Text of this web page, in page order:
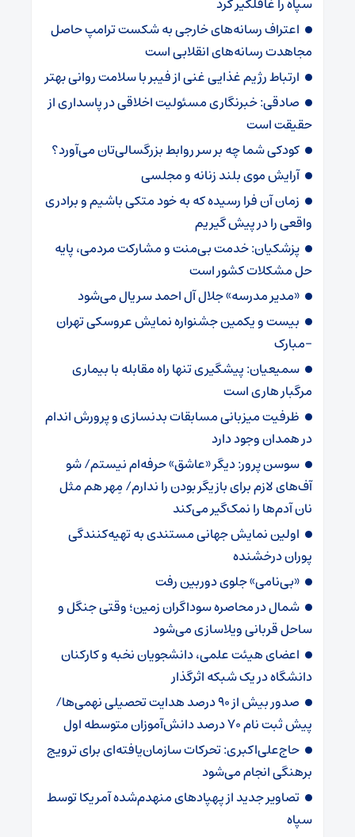
اعتراف رسانه‌های خارجی به شکست ترامپ حاصل
مجاهدت رسانه‌های انقلابی است
ارتباط رژیم غذایی غنی از فیبر با سلامت روانی بهتر
صادقی: خبرنگاری مسئولیت اخلاقی در پاسداری از
حقیقت است
کودکی شما چه بر سر روابط بزرگسالی‌تان می‌آورد؟
آرایش موی بلند زنانه و مجلسی
زمان آن فرا رسیده که به خود متکی باشیم و برادری
واقعی را در پیش گیریم
پزشکیان: خدمت بی‌منت و مشارکت مردمی، پایه
حل مشکلات کشور است
«مدیر مدرسه» جلال آل احمد سریال می‌شود
بیست و یکمین جشنواره نمایش عروسکی تهران
-مبارک
سمیعیان: پیشگیری تنها راه مقابله با بیماری
مرگبار هاری است
ظرفیت میزبانی مسابقات بدنسازی و پرورش اندام
در همدان وجود دارد
سوسن پرور: دیگر «عاشق» حرفه‌ام نیستم/ شو
آف‌های لازم برای بازیگر بودن را ندارم/ مِهر هم مثل
نان آدم‌ها را نمک‌گیر می‌کند
اولین نمایش جهانی مستندی به تهیه‌کنندگی
پوران درخشنده
«بی‌نامی» جلوی دوربین رفت
شمال در محاصره سوداگران زمین؛ وقتی جنگل و
ساحل قربانی ویلاسازی می‌شود
اعضای هیئت علمی، دانشجویان نخبه و کارکنان
دانشگاه در یک شبکه‌ اثرگذار
صدور بیش از ۹۰ درصد هدایت تحصیلی نهمی‌ها/
پیش ثبت نام ۷۰ درصد دانش‌آموزان متوسطه اول
حاج‌علی‌اکبری: تحرکات سازمان‌یافته‌ای برای ترویج
برهنگی انجام می‌شود
تصاویر جدید از پهپادهای منهدم‌شده آمریکا توسط
سپاه